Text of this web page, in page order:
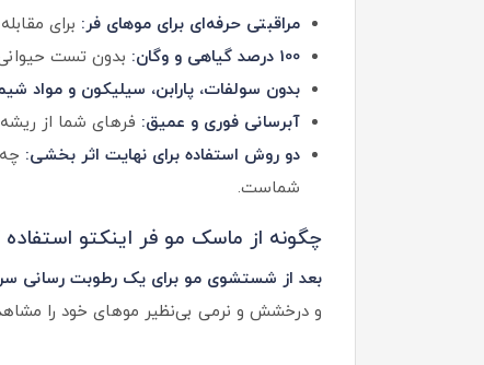
مراقبتی حرفه‌ای برای موهای فر: برای
100 درصد گیاهی و وگان:
بدون تست
بدون سولفات، پارابن، سیلیکون و مواد
آبرسانی فوری و عمیق: فرهای شما از
دو روش استفاده برای نهایت اثر بخشی:
شماست.
چگونه از ماسک مو فر اینکتو
بعد از شستشوی مو برای یک رطوبت رسانی
و درخشش و نرمی بی‌نظیر موهای خود را